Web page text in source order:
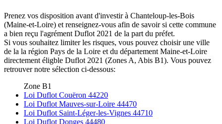
Prenez vos disposition avant d'investir à Chanteloup-les-Bois
(Maine-et-Loire) et renseignez-vous afin de savoir si cette commune
a bien reçu l'agrément Duflot 2021 de la part du préfet.
Si vous souhaitez limiter les risques, vous pouvez choisir une ville
de la la région Pays de la Loire et du département Maine-et-Loire
directement éligble Duflot 2021 (Zones A, Abis B1). Vous pouvez
retrouver notre sélection ci-dessous:
Zone B1
Loi Duflot Couëron 44220
Loi Duflot Mauves-sur-Loire 44470
Loi Duflot Saint-Léger-les-Vignes 44710
Loi Duflot Donges 44480